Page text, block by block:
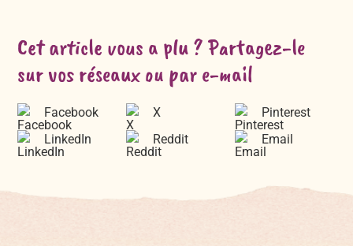
Cet article vous a plu ? Partagez-le
sur vos réseaux ou par e-mail
Facebook X
Pinterest
LinkedIn
Reddit Email